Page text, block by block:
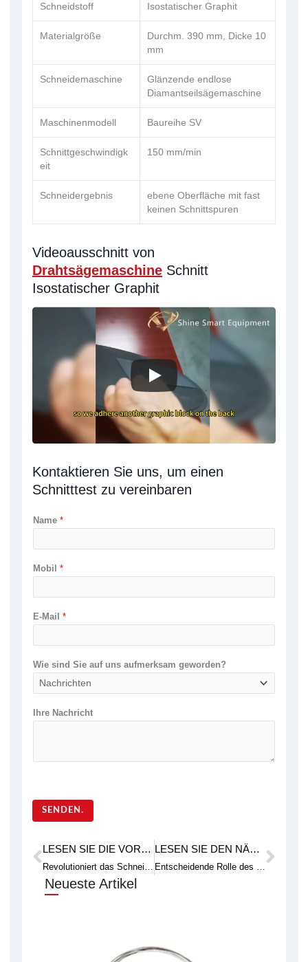
Schneidstoff Isostatischer Graphit
Materialgröße
Durchm. 390 mm, Dicke 10
mm
Schneidemaschine
Glänzende endlose
Diamantseilsägemaschine
Maschinenmodell Baureihe SV
Schnittgeschwindigk
eit
150 mm/min
Schneidergebnis
ebene Oberfläche mit fast
keinen Schnittspuren
Videoausschnitt von
Drahtsägemaschine Schnitt
Isostatischer Graphit
Kontaktieren Sie uns, um einen
Schnitttest zu vereinbaren
Name *
Mobil *
E-Mail *
Wie sind Sie auf uns aufmerksam geworden?
Ihre Nachricht
SENDEN.
Prev LESEN SIE DIE VORHERIGE FALLSTUDIE LESEN SIE DEN NÄCHSTEN TECHNISCHEN ARTIKEL
Neueste Artikel